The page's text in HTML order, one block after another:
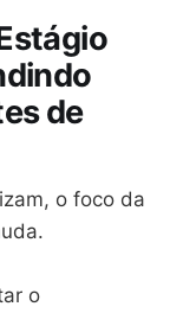
de
o foco da
o